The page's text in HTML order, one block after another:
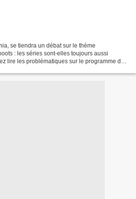
se tiendra un débat sur le thème
: les séries sont-elles toujours aussi
lire les problématiques sur le programme de